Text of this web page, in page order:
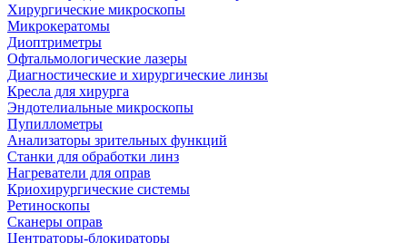
Хирургические микроскопы
Микрокератомы
Диоптриметры
Офтальмологические лазеры
Диагностические и хирургические линзы
Кресла для хирурга
Эндотелиальные микроскопы
Пупиллометры
Анализаторы зрительных функций
Станки для обработки линз
Нагреватели для оправ
Криохирургические системы
Ретиноскопы
Сканеры оправ
Центраторы-блокираторы